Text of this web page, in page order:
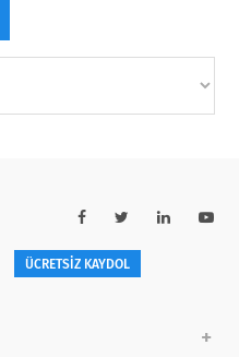
ÜCRETSİZ KAYDOL